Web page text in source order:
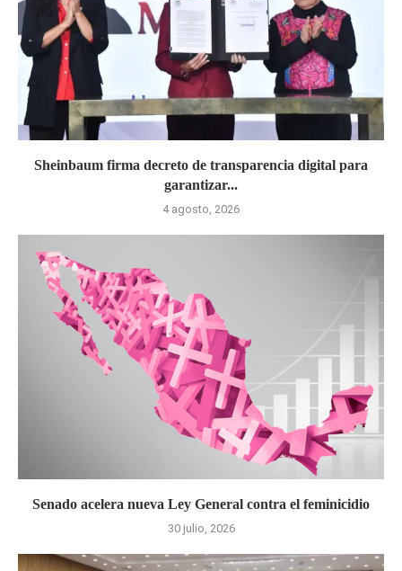
Sheinbaum firma decreto de transparencia digital para
garantizar...
4 agosto, 2026
Senado acelera nueva Ley General contra el feminicidio
30 julio, 2026